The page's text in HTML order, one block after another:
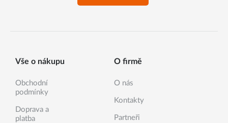
Vše o nákupu
Obchodní
podmínky
Doprava a
platba
O firmě
O nás
Kontakty
Partneři